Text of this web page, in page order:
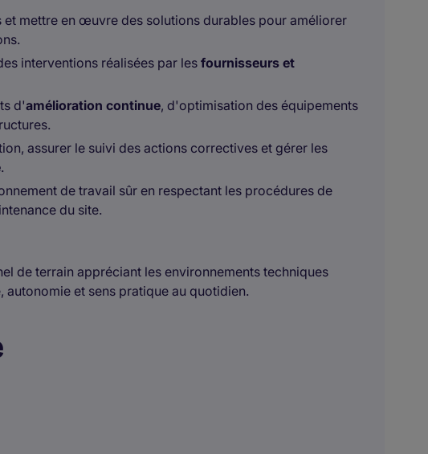
et mettre en œuvre des solutions durables pour améliorer
interventions réalisées par lesfournisseurs et
d'amélioration continue, d'optimisation des équipements
assurer le suivi des actions correctives et gérer les
.
de travail sûr en respectant les procédures de
du site.
de terrain appréciant les environnements techniques
et sens pratique au quotidien.